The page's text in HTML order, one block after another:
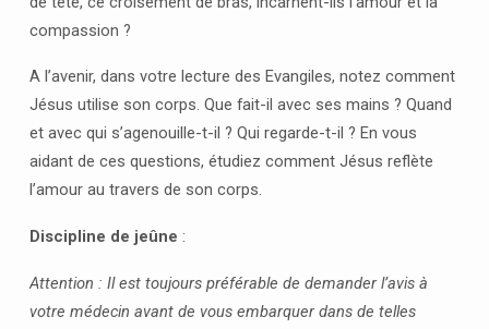
compassion ?
A l’avenir, dans votre lecture des Evangiles, notez comment
Jésus utilise son corps. Que fait-il avec ses mains ? Quand
et avec qui s’agenouille-t-il ? Qui regarde-t-il ? En vous
aidant de ces questions, étudiez comment Jésus reflète
l’amour au travers de son corps.
Discipline de jeûne :
Attention : Il est toujours préférable de demander l’avis à
votre médecin avant de vous embarquer dans de telles